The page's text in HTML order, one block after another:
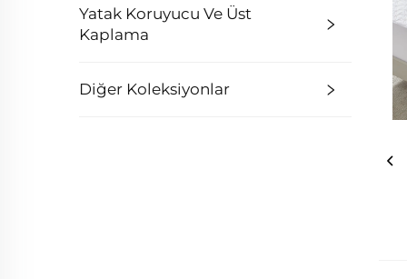
Yatak Koruyucu Ve Üst
Kaplama
Diğer Koleksiyonlar